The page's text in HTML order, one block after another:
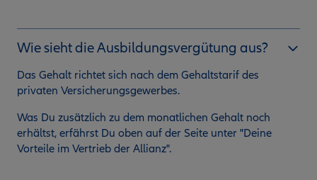
Wie sieht die Ausbildungsvergütung aus?
Das Gehalt richtet sich nach dem Gehaltstarif des
privaten Versicherungsgewerbes.
Was Du zusätzlich zu dem monatlichen Gehalt noch
erhältst, erfährst Du oben auf der Seite unter "Deine
Vorteile im Vertrieb der Allianz".